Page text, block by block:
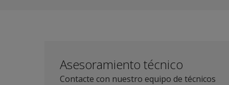
Asesoramiento técnico
Contacte con nuestro equipo de técnicos